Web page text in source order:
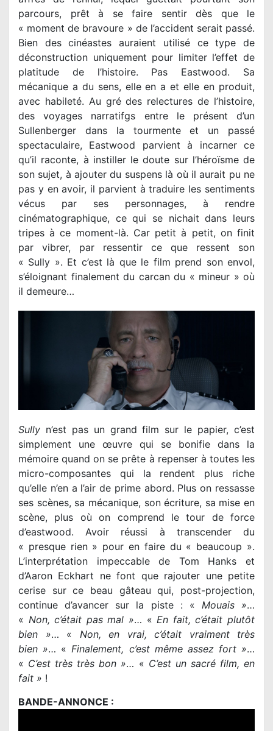
parcours, prêt à se faire sentir dès que le
« moment de bravoure » de l’accident serait passé.
Bien des cinéastes auraient utilisé ce type de
déconstruction uniquement pour limiter l’effet de
platitude de l’histoire. Pas Eastwood. Sa
mécanique a du sens, elle en a et elle en produit,
avec habileté. Au gré des relectures de l’histoire,
des voyages narratifgs entre le présent d’un
Sullenberger dans la tourmente et un passé
spectaculaire, Eastwood parvient à incarner ce
qu’il raconte, à instiller le doute sur l’héroïsme de
son sujet, à ajouter du suspens là où il aurait pu ne
pas y en avoir, il parvient à traduire les sentiments
vécus par ses personnages, à rendre
cinématographique, ce qui se nichait dans leurs
tripes à ce moment-là. Car petit à petit, on finit
par vibrer, par ressentir ce que ressent son
« Sully ». Et c’est là que le film prend son envol,
s’éloignant finalement du carcan du « mineur » où
il demeure…
Sully n’est pas un grand film sur le papier, c’est
simplement une œuvre qui se bonifie dans la
mémoire quand on se prête à repenser à toutes les
micro-composantes qui la rendent plus riche
qu’elle n’en a l’air de prime abord. Plus on ressasse
ses scènes, sa mécanique, son écriture, sa mise en
scène, plus où on comprend le tour de force
d’eastwood. Avoir réussi à transcender du
« presque rien » pour en faire du « beaucoup ».
L’interprétation impeccable de Tom Hanks et
d’Aaron Eckhart ne font que rajouter une petite
cerise sur ce beau gâteau qui, post-projection,
continue d’avancer sur la piste : « Mouais »…
« Non, c’était pas mal »… « En fait, c’était plutôt
bien »… « Non, en vrai, c’était vraiment très
bien »… « Finalement, c’est même assez fort »…
« C’est très très bon »… « C’est un sacré film, en
fait » !
BANDE-ANNONCE :